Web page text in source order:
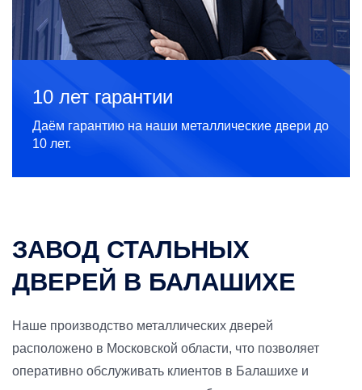
10 лет гарантии
Даём гарантию на наши металлические двери до
10 лет.
ЗАВОД СТАЛЬНЫХ
ДВЕРЕЙ В БАЛАШИХЕ
Наше производство металлических дверей
расположено в Московской области, что позволяет
оперативно обслуживать клиентов в Балашихе и